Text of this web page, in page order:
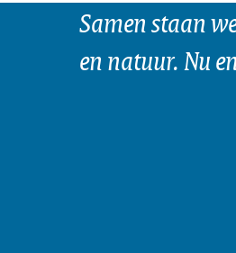
Samen staan
en natuur. Nu